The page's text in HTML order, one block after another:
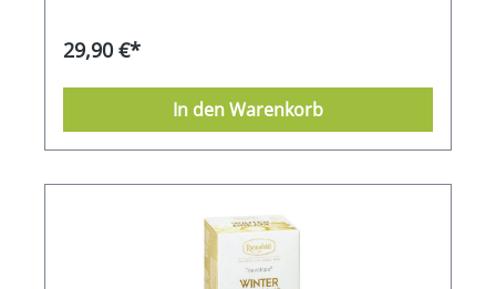
29,90 €*
In den Warenkorb